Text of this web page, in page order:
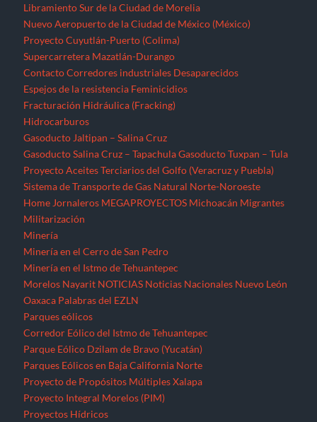
Libramiento Sur de la Ciudad de Morelia
Nuevo Aeropuerto de la Ciudad de México (México)
Proyecto Cuyutlán-Puerto (Colima)
Supercarretera Mazatlán-Durango
Contacto Corredores industriales Desaparecidos
Espejos de la resistencia Feminicidios
Fracturación Hidráulica (Fracking)
Hidrocarburos
Gasoducto Jaltipan – Salina Cruz
Gasoducto Salina Cruz – Tapachula Gasoducto Tuxpan – Tula
Proyecto Aceites Terciarios del Golfo (Veracruz y Puebla)
Sistema de Transporte de Gas Natural Norte-Noroeste
Home Jornaleros MEGAPROYECTOS Michoacán Migrantes
Militarización
Minería
Minería en el Cerro de San Pedro
Minería en el Istmo de Tehuantepec
Morelos Nayarit NOTICIAS Noticias Nacionales Nuevo León
Oaxaca Palabras del EZLN
Parques eólicos
Corredor Eólico del Istmo de Tehuantepec
Parque Eólico Dzilam de Bravo (Yucatán)
Parques Eólicos en Baja California Norte
Proyecto de Propósitos Múltiples Xalapa
Proyecto Integral Morelos (PIM)
Proyectos Hídricos